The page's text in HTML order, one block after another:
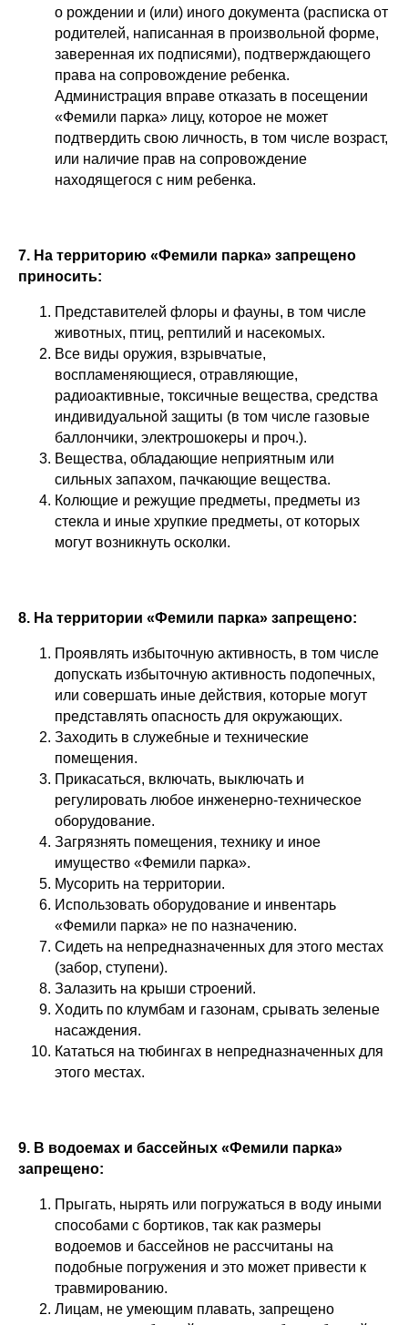
о рождении и (или) иного документа (расписка от
родителей, написанная в произвольной форме,
заверенная их подписями), подтверждающего
права на сопровождение ребенка.
Администрация вправе отказать в посещении
«Фемили парка» лицу, которое не может
подтвердить свою личность, в том числе возраст,
или наличие прав на сопровождение
находящегося с ним ребенка.
7. На территорию «Фемили парка» запрещено
приносить:
Представителей флоры и фауны, в том числе
животных, птиц, рептилий и насекомых.
Все виды оружия, взрывчатые,
воспламеняющиеся, отравляющие,
радиоактивные, токсичные вещества, средства
индивидуальной защиты (в том числе газовые
баллончики, электрошокеры и проч.).
Вещества, обладающие неприятным или
сильных запахом, пачкающие вещества.
Колющие и режущие предметы, предметы из
стекла и иные хрупкие предметы, от которых
могут возникнуть осколки.
8. На территории «Фемили парка» запрещено:
Проявлять избыточную активность, в том числе
допускать избыточную активность подопечных,
или совершать иные действия, которые могут
представлять опасность для окружающих.
Заходить в служебные и технические
помещения.
Прикасаться, включать, выключать и
регулировать любое инженерно-техническое
оборудование.
Загрязнять помещения, технику и иное
имущество «Фемили парка».
Мусорить на территории.
Использовать оборудование и инвентарь
«Фемили парка» не по назначению.
Сидеть на непредназначенных для этого местах
(забор, ступени).
Залазить на крыши строений.
Ходить по клумбам и газонам, срывать зеленые
насаждения.
Кататься на тюбингах в непредназначенных для
этого местах.
9. В водоемах и бассейных «Фемили парка»
запрещено:
Прыгать, нырять или погружаться в воду иными
способами с бортиков, так как размеры
водоемов и бассейнов не рассчитаны на
подобные погружения и это может привести к
травмированию.
Лицам, не умеющим плавать, запрещено